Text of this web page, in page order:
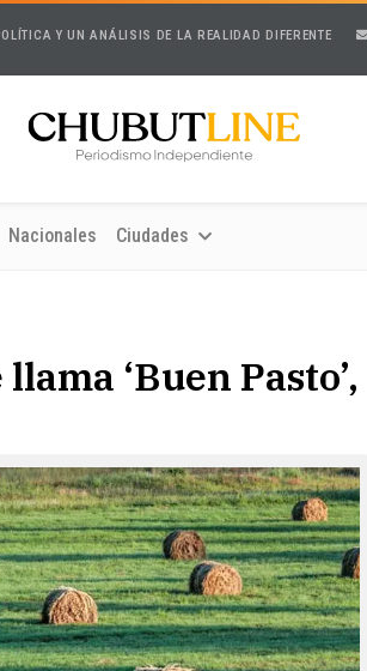
Y UN ANÁLISIS DE LA REALIDAD DIFERENTE
Nacionales Ciudades
‘Buen Pasto’,